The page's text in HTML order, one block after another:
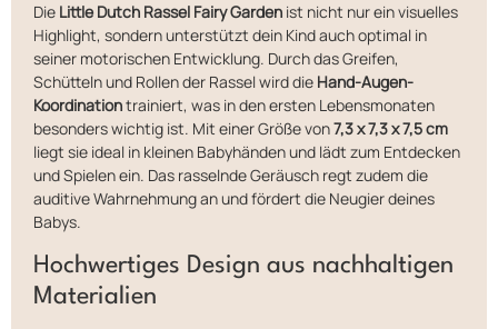
Die Little Dutch Rassel Fairy Garden ist nicht nur ein visuelles
Highlight, sondern unterstützt dein Kind auch optimal in
seiner motorischen Entwicklung. Durch das Greifen,
Schütteln und Rollen der Rassel wird die Hand-Augen-
Koordinationtrainiert, was in den ersten Lebensmonaten
besonders wichtig ist. Mit einer Größe von7,3 x 7,3 x 7,5 cm
liegt sie ideal in kleinen Babyhänden und lädt zum Entdecken
und Spielen ein. Das rasselnde Geräusch regt zudem die
auditive Wahrnehmung an und fördert die Neugier deines
Babys.
Hochwertiges Design aus nachhaltigen
Materialien